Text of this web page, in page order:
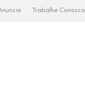
Trabalhe Conosco